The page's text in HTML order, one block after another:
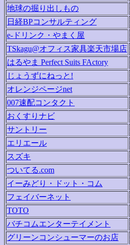
地球の掘り出しもの
日経BPコンサルティング
e-ドリンク・やまく屋
TSkagu@オフィス家具楽天市場店
はるやま Perfect Suits FActory
じょうずにねっと!
オレンジページnet
007速配コンタクト
おくすりナビ
サントリー
エリエール
スズキ
ついてる.com
イーみどり・ドット・コム
フェイバーネット
TOTO
バチコムエンターテイメント
グリーンコンシューマーのお店